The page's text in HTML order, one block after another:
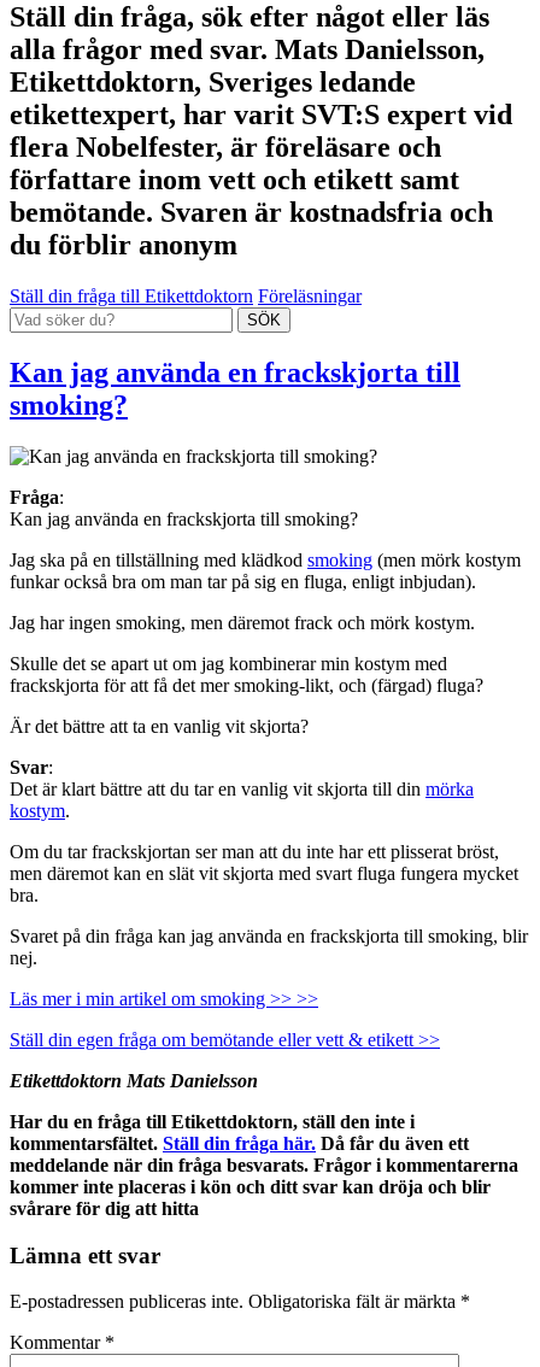
Ställ din fråga, sök efter något eller läs
alla frågor med svar. Mats Danielsson,
Etikettdoktorn, Sveriges ledande
etikettexpert, har varit SVT:S expert vid
flera Nobelfester, är föreläsare och
författare inom vett och etikett samt
bemötande. Svaren är kostnadsfria och
du förblir anonym
Ställ din fråga till Etikettdoktorn Föreläsningar
Kan jag använda en frackskjorta till
smoking?
Fråga:
Kan jag använda en frackskjorta till smoking?
Jag ska på en tillställning med klädkod smoking (men mörk kostym
funkar också bra om man tar på sig en fluga, enligt inbjudan).
Jag har ingen smoking, men däremot frack och mörk kostym.
Skulle det se apart ut om jag kombinerar min kostym med
frackskjorta för att få det mer smoking-likt, och (färgad) fluga?
Är det bättre att ta en vanlig vit skjorta?
Svar:
Det är klart bättre att du tar en vanlig vit skjorta till din mörka
kostym.
Om du tar frackskjortan ser man att du inte har ett plisserat bröst,
men däremot kan en slät vit skjorta med svart fluga fungera mycket
bra.
Svaret på din fråga kan jag använda en frackskjorta till smoking, blir
nej.
Läs mer i min artikel om smoking >> >>
Ställ din egen fråga om bemötande eller vett & etikett >>
Etikettdoktorn Mats Danielsson
Har du en fråga till Etikettdoktorn, ställ den inte i
kommentarsfältet. Ställ din fråga här. Då får du även ett
meddelande när din fråga besvarats. Frågor i kommentarerna
kommer inte placeras i kön och ditt svar kan dröja och blir
svårare för dig att hitta
Lämna ett svar
E-postadressen publiceras inte. Obligatoriska fält är märkta *
Kommentar *